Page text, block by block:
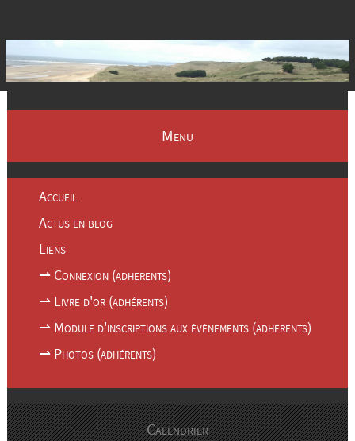
Menu
Accueil
Actus en blog
Liens
⇀ Connexion (adherents)
⇀ Livre d'or (adhérents)
⇀ Module d'inscriptions aux évènements (adhérents)
⇀ Photos (adhérents)
Calendrier